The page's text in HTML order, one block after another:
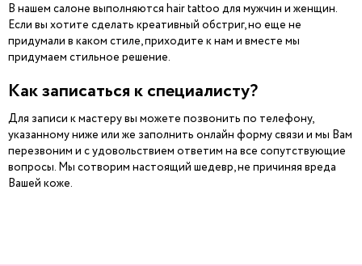
В нашем салоне выполняются hair tattoo для мужчин и женщин.
Если вы хотите сделать креативный обстриг, но еще не
придумали в каком стиле, приходите к нам и вместе мы
придумаем стильное решение.
Как записаться к специалисту?
Для записи к мастеру вы можете позвонить по телефону,
указанному ниже или же заполнить онлайн форму связи и мы Вам
перезвоним и с удовольствием ответим на все сопутствующие
вопросы. Мы сотворим настоящий шедевр, не причиняя вреда
Вашей коже.